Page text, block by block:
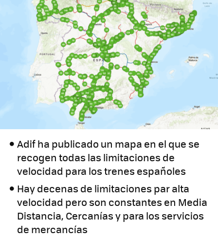
Adif ha publicado un mapa en el que se
recogen todas las limitaciones de
velocidad para los trenes españoles
Hay decenas de limitaciones par alta
velocidad pero son constantes en Media
Distancia, Cercanías y para los servicios
de mercancías